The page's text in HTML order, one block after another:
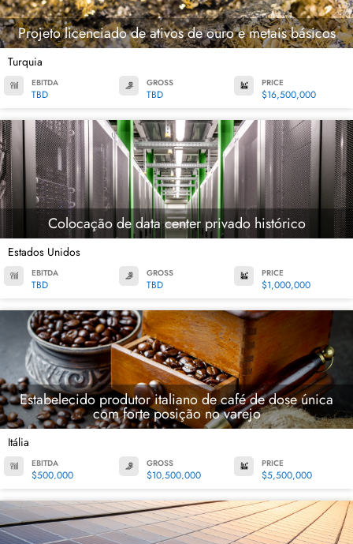
Projeto licenciado de ativos de ouro e metais básicos
Turquia
EBITDA
TBD
GROSS
TBD
PRICE
$16,500,000
Colocação de data center privado histórico
Estados Unidos
EBITDA
TBD
GROSS
TBD
PRICE
$1,000,000
Estabelecido produtor italiano de café de dose única
com forte posição no varejo
Itália
EBITDA
$500,000
GROSS
$10,500,000
PRICE
$5,500,000